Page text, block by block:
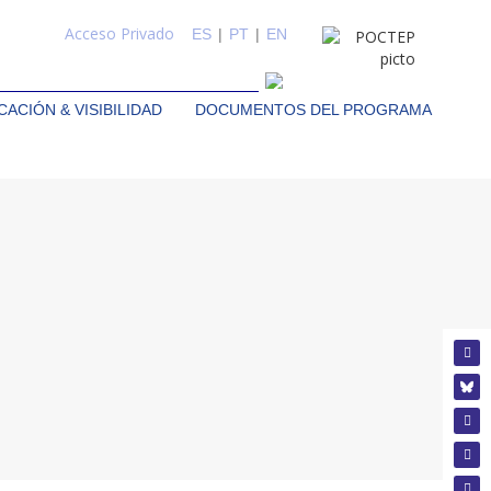
Acceso Privado ES | PT | EN
& VISIBILIDAD DOCUMENTOS DEL PROGRAMA